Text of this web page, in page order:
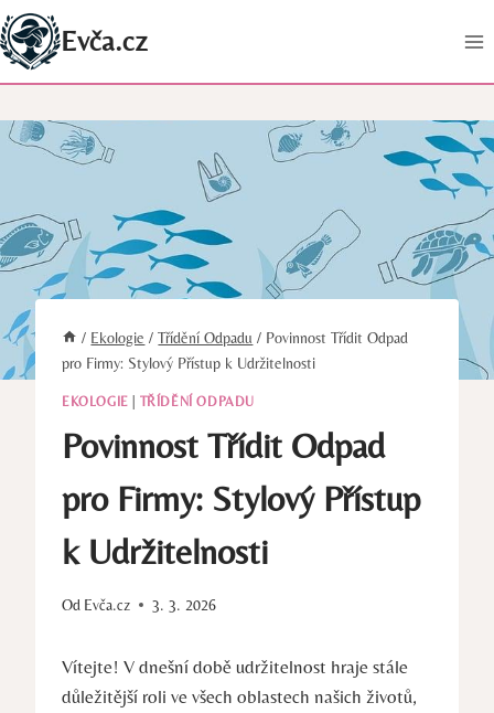
Přeskočit
na
obsah
Evča.cz
/ Ekologie / Třídění Odpadu / Povinnost Třídit Odpad
pro Firmy: Stylový Přístup k Udržitelnosti
EKOLOGIE TŘÍDĚNÍ ODPADU
Povinnost Třídit Odpad
pro Firmy: Stylový Přístup
k Udržitelnosti
Od Evča.cz 3. 3. 2026
Vítejte! V dnešní době udržitelnost hraje stále
důležitější roli ve všech oblastech našich životů,